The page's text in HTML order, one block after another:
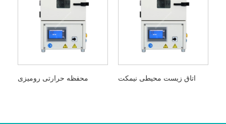
محفظه حرارتی رومیزی اتاق زیست محیطی نیمکت